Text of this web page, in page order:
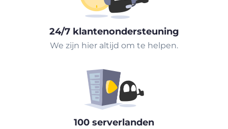
24/7 klantenondersteuning
We zijn hier altijd om te helpen.
100 serverlanden